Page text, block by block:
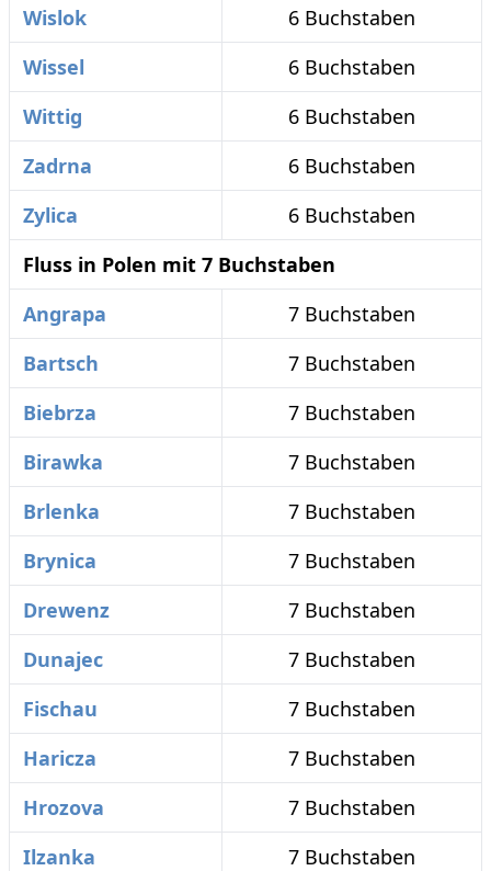
Wislok
6 Buchstaben
Wissel
6 Buchstaben
Wittig
6 Buchstaben
Zadrna
6 Buchstaben
Zylica
6 Buchstaben
Fluss in Polen mit 7 Buchstaben
Angrapa
7 Buchstaben
Bartsch
7 Buchstaben
Biebrza
7 Buchstaben
Birawka
7 Buchstaben
Brlenka
7 Buchstaben
Brynica
7 Buchstaben
Drewenz
7 Buchstaben
Dunajec
7 Buchstaben
Fischau
7 Buchstaben
Haricza
7 Buchstaben
Hrozova
7 Buchstaben
Ilzanka
7 Buchstaben